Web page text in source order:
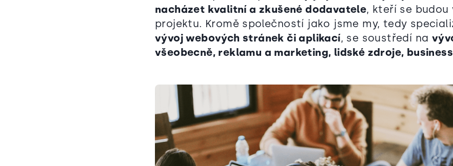
nacházet kvalitní a zkušené dodavatele, kteří se
projektu. Kromě společností jako jsme my, tedy
vývoj webových stránek či aplikací, se soustředí na
všeobecně, reklamu a marketing, lidské zdroje,